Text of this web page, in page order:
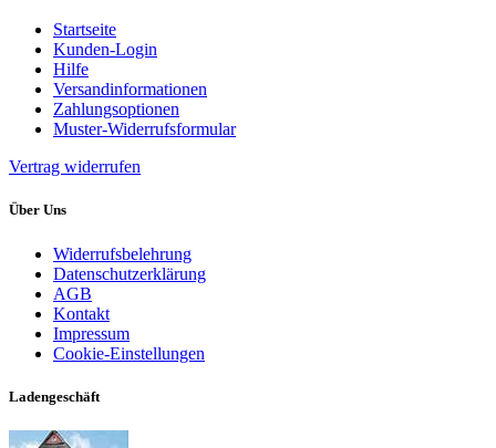
Startseite
Kunden-Login
Hilfe
Versandinformationen
Zahlungsoptionen
Muster-Widerrufsformular
Vertrag widerrufen
Über Uns
Widerrufsbelehrung
Datenschutzerklärung
AGB
Kontakt
Impressum
Cookie-Einstellungen
Ladengeschäft